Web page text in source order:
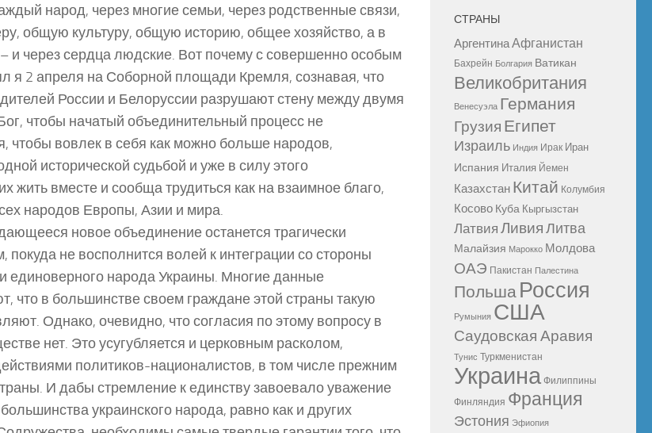
народ, через многие семьи, через родственные связи,
общую культуру, общую историю, общее хозяйство, а в
– и через сердца людские. Вот почему с совершенно особым
я 2 апреля на Соборной площади Кремля, сознавая, что
России и Белоруссии разрушают стену между двумя
чтобы начатый объединительный процесс не
чтобы вовлек в себя как можно больше народов,
исторической судьбой и уже в силу этого
жить вместе и сообща трудиться как на взаимное благо,
народов Европы, Азии и мира.
новое объединение останется трагически
не восполнится волей к интеграции со стороны
единоверного народа Украины. Многие данные
что в большинстве своем граждане этой страны такую
Однако, очевидно, что согласия по этому вопросу в
нет. Это усугубляется и церковным расколом,
политиков-националистов, в том числе прежним
И дабы стремление к единству завоевало уважение
украинского народа, равно как и других
СТРАНЫ
АргентинаАфганистан
Бахрейн Болгария Ватикан
Великобритания
Венесуэла Германия
Грузия Египет
Израиль Индия Ирак Иран
Испания Италия Йемен
Казахстан Китай Колумбия
Косово Куба Кыргызстан
Латвия ЛивияЛитва
Малайзия Марокко Молдова
ОАЭ Пакистан Палестина
Польша Россия
Румыния США
Саудовская Аравия
Тунис Туркменистан
Украина Филиппины
Финляндия Франция
Эстония Эфиопия